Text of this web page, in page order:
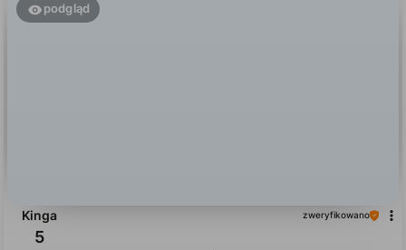
podgląd
Kinga zweryfikowano
5